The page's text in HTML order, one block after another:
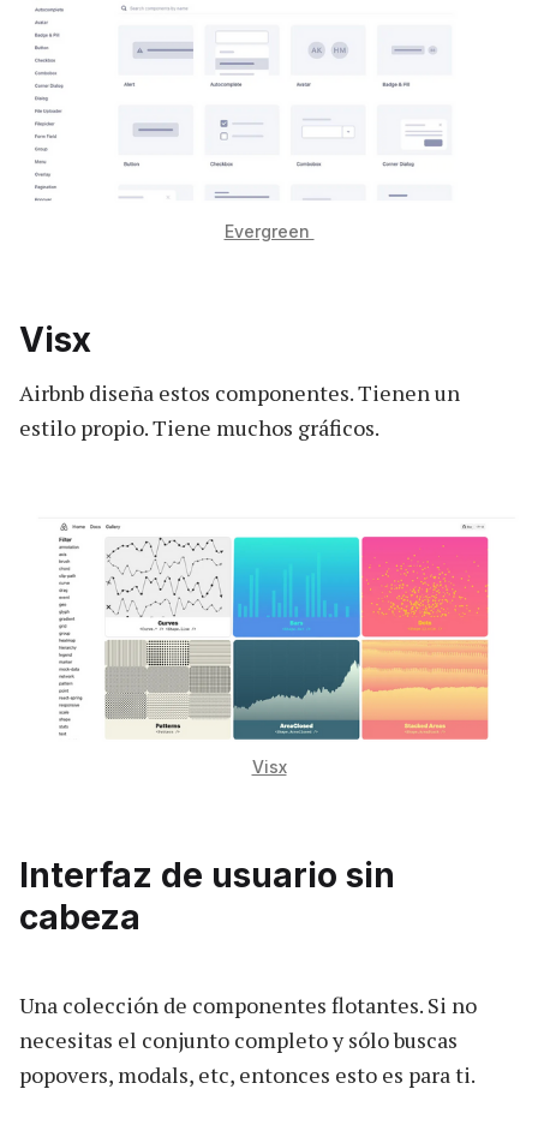
Evergreen
Visx
Airbnb diseña estos componentes. Tienen un
estilo propio. Tiene muchos gráficos.
Visx
Interfaz de usuario sin
cabeza
Una colección de componentes flotantes. Si no
necesitas el conjunto completo y sólo buscas
popovers, modals, etc, entonces esto es para ti.